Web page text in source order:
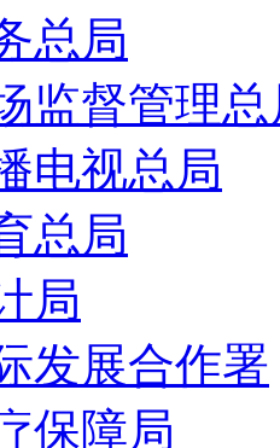
总局
监督管理
电视总局
总局
局
发展合作署
保障局